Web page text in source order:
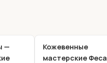
—
Кожевенные
мастерские Феса